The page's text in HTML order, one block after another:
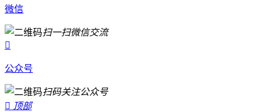
微信
扫一扫微信交流

公众号
扫码关注公众号
 顶部